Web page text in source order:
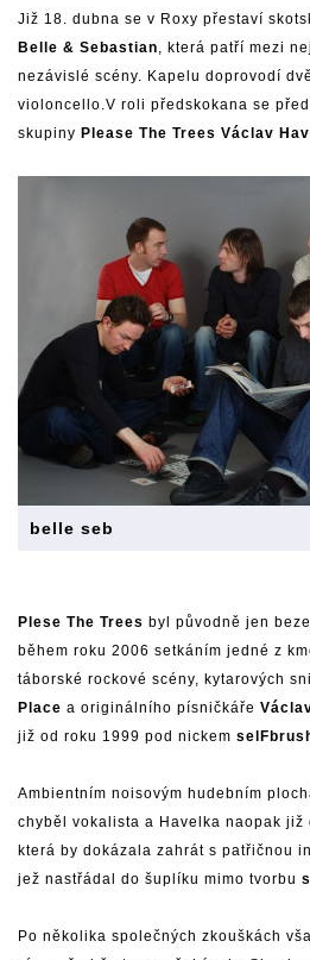
Již 18. dubna se v Roxy přestaví
Belle & Sebastian , která patří mezi
nezávislé scény. Kapelu doprovodí
violoncello.V roli předskokana se
skupiny Please The Trees Václav
belle seb
Plese The Trees byl původně jen
během roku 2006 setkáním jedné z
táborské rockové scény, kytarových
Place a originálního písničkáře
již od roku 1999 pod nickem
Ambientním noisovým hudebním
chyběl vokalista a Havelka naopak
která by dokázala zahrát s patřičnou
jež nastřádal do šuplíku mimo tvorbu
Po několika společných zkouškách